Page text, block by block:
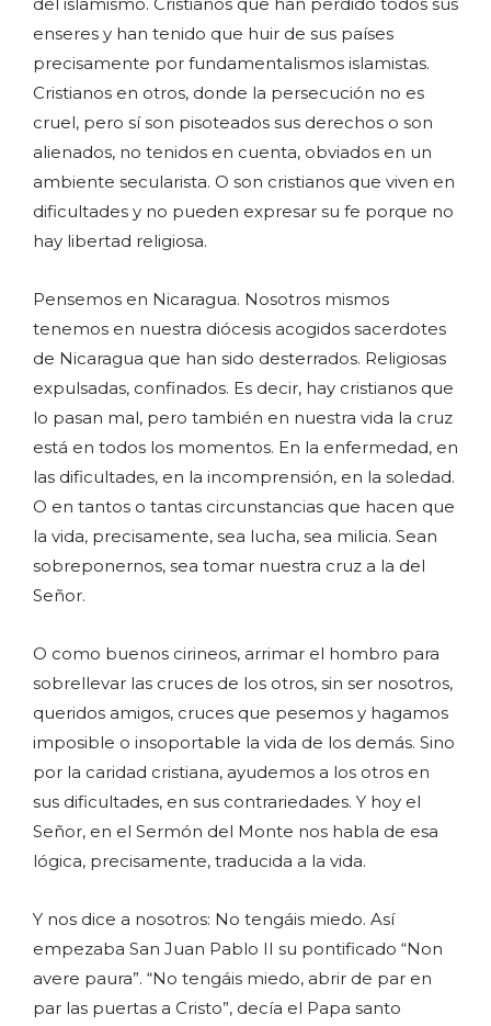
del islamismo. Cristianos que han perdido todos sus
enseres y han tenido que huir de sus países
precisamente por fundamentalismos islamistas.
Cristianos en otros, donde la persecución no es
cruel, pero sí son pisoteados sus derechos o son
alienados, no tenidos en cuenta, obviados en un
ambiente secularista. O son cristianos que viven en
dificultades y no pueden expresar su fe porque no
hay libertad religiosa.
Pensemos en Nicaragua. Nosotros mismos
tenemos en nuestra diócesis acogidos sacerdotes
de Nicaragua que han sido desterrados. Religiosas
expulsadas, confinados. Es decir, hay cristianos que
lo pasan mal, pero también en nuestra vida la cruz
está en todos los momentos. En la enfermedad, en
las dificultades, en la incomprensión, en la soledad.
O en tantos o tantas circunstancias que hacen que
la vida, precisamente, sea lucha, sea milicia. Sean
sobreponernos, sea tomar nuestra cruz a la del
Señor.
O como buenos cirineos, arrimar el hombro para
sobrellevar las cruces de los otros, sin ser nosotros,
queridos amigos, cruces que pesemos y hagamos
imposible o insoportable la vida de los demás. Sino
por la caridad cristiana, ayudemos a los otros en
sus dificultades, en sus contrariedades. Y hoy el
Señor, en el Sermón del Monte nos habla de esa
lógica, precisamente, traducida a la vida.
Y nos dice a nosotros: No tengáis miedo. Así
empezaba San Juan Pablo II su pontificado “Non
avere paura”. “No tengáis miedo, abrir de par en
par las puertas a Cristo”, decía el Papa santo